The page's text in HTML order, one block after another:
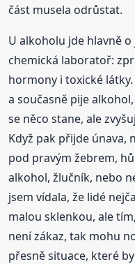
část musela odrůstat.
U alkoholu jde hlavně
chemická laboratoř:
hormony i toxické
a současně pije
se něco stane, ale
Když pak přijde únava,
pod pravým žebrem,
alkohol, žlučník, nebo
jsem vídala, že lidé
malou sklenkou, ale
není zákaz, tak mohu
přesně situace, které